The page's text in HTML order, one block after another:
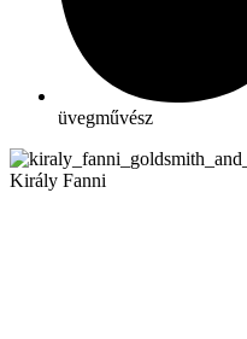
üvegművész
Király Fanni